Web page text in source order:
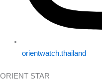
orientwatch.thailand
ORIENT STAR